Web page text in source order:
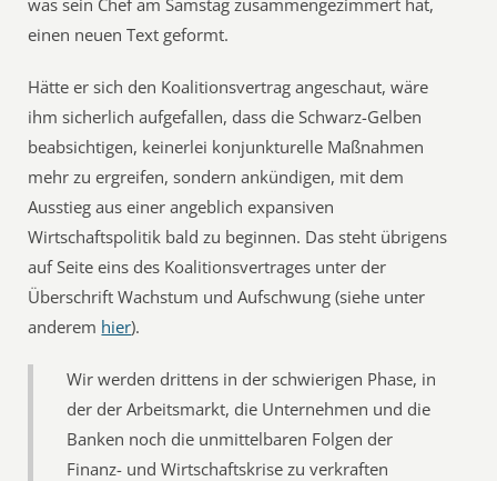
was sein Chef am Samstag zusammengezimmert hat,
einen neuen Text geformt.
Hätte er sich den Koalitionsvertrag angeschaut, wäre
ihm sicherlich aufgefallen, dass die Schwarz-Gelben
beabsichtigen, keinerlei konjunkturelle Maßnahmen
mehr zu ergreifen, sondern ankündigen, mit dem
Ausstieg aus einer angeblich expansiven
Wirtschaftspolitik bald zu beginnen. Das steht übrigens
auf Seite eins des Koalitionsvertrages unter der
Überschrift Wachstum und Aufschwung (siehe unter
anderem hier).
Wir werden drittens in der schwierigen Phase, in
der der Arbeitsmarkt, die Unternehmen und die
Banken noch die unmittelbaren Folgen der
Finanz- und Wirtschaftskrise zu verkraften